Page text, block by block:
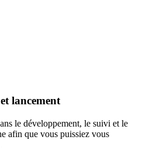
lancement
le développement, le suivi et le
afin que vous puissiez vous